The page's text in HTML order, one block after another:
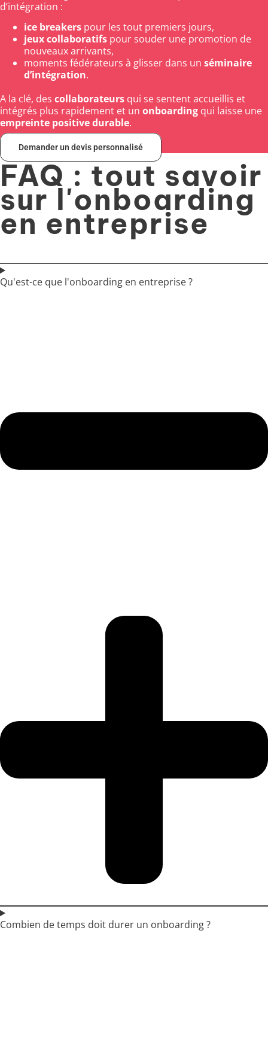
d’intégration :
ice breakers pour les tout premiers jours,
jeux collaboratifs pour souder une promotion de
nouveaux arrivants,
moments fédérateurs à glisser dans un séminaire
d’intégration.
A la clé, des collaborateurs qui se sentent accueillis et
intégrés plus rapidement et un onboarding qui laisse une
empreinte positive durable.
Demander un devis personnalisé
FAQ : tout savoir
sur l'onboarding
en entreprise
Qu'est-ce que l'onboarding en entreprise ?
Combien de temps doit durer un onboarding ?